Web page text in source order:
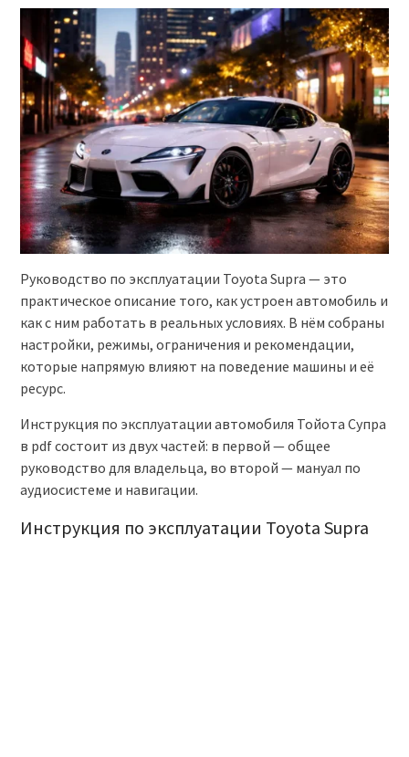
Руководство по эксплуатации Toyota Supra — это
практическое описание того, как устроен автомобиль и
как с ним работать в реальных условиях. В нём собраны
настройки, режимы, ограничения и рекомендации,
которые напрямую влияют на поведение машины и её
ресурс.
Инструкция по эксплуатации автомобиля Тойота Супра
в pdf состоит из двух частей: в первой — общее
руководство для владельца, во второй — мануал по
аудиосистеме и навигации.
Инструкция по эксплуатации Toyota Supra